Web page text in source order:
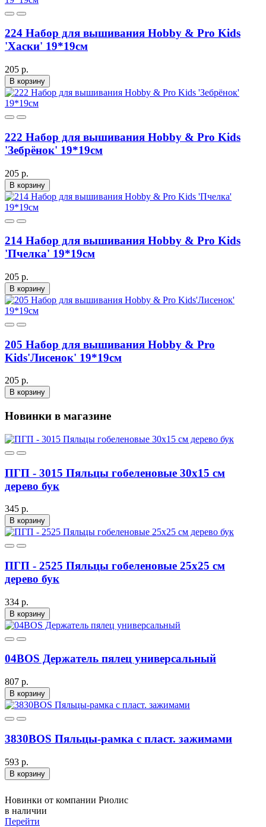
224 Набор для вышивания Hobby & Pro Kids
'Хаски' 19*19см
205 р.
В корзину
222 Набор для вышивания Hobby & Pro Kids
'Зебрёнок' 19*19см
205 р.
В корзину
214 Набор для вышивания Hobby & Pro Kids
'Пчелка' 19*19см
205 р.
В корзину
205 Набор для вышивания Hobby & Pro
Kids'Лисенок' 19*19см
205 р.
В корзину
Новинки в магазине
ПГП - 3015 Пяльцы гобеленовые 30х15 см
дерево бук
345 р.
В корзину
ПГП - 2525 Пяльцы гобеленовые 25х25 см
дерево бук
334 р.
В корзину
04BOS Держатель пялец универсальный
807 р.
В корзину
3830BOS Пяльцы-рамка с пласт. зажимами
593 р.
В корзину
Новинки от компании Риолис
в наличии
Перейти